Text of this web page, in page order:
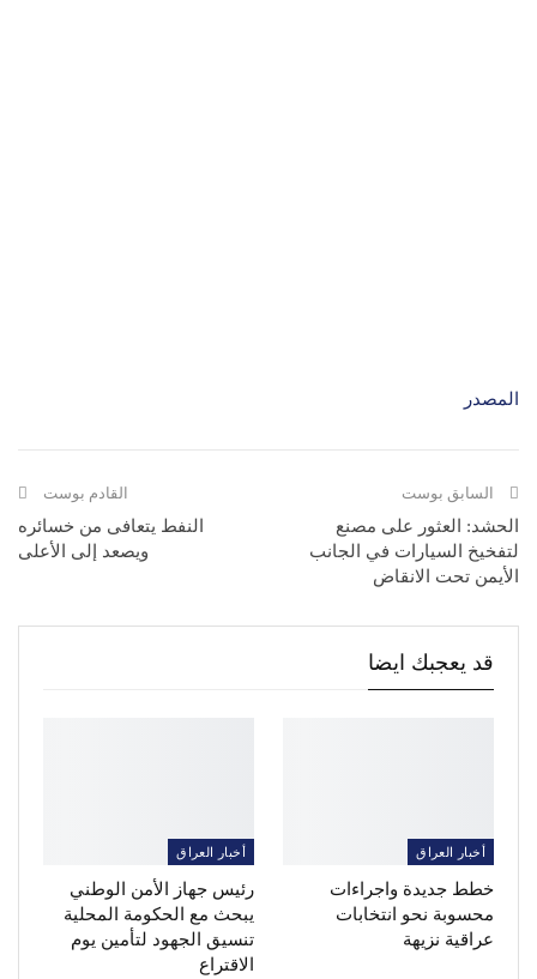
المصدر
السابق بوست
الحشد: العثور على مصنع
لتفخيخ السيارات في الجانب
الأيمن تحت الانقاض
القادم بوست
النفط يتعافى من خسائره
ويصعد إلى الأعلى
قد يعجبك ايضا
أخبار العراق
خطط جديدة واجراءات
محسوبة نحو انتخابات
عراقية نزيهة
أخبار العراق
رئيس جهاز الأمن الوطني
يبحث مع الحكومة المحلية
تنسيق الجهود لتأمين يوم
الاقتراع